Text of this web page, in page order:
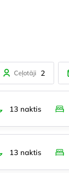
Ceļotāji 2
13 naktis
13 naktis